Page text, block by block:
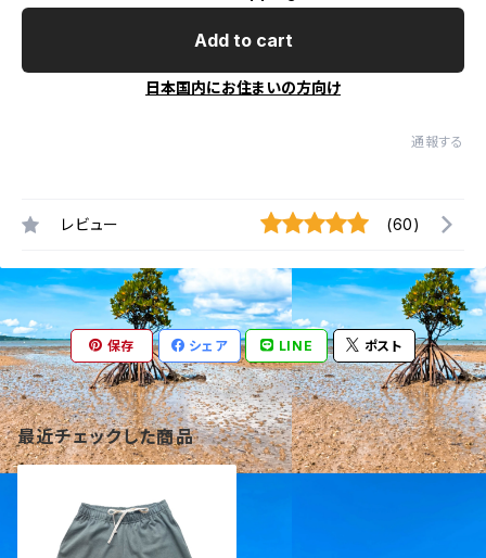
Add to cart
日本国内にお住まいの方向け
通報する
レビュー (60)
保存 シェア LINE ポスト
最近チェックした商品